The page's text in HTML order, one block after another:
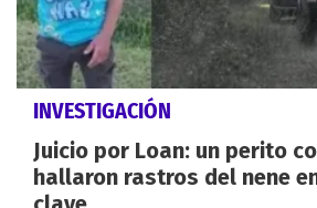
INVESTIGACIÓN
Juicio por Loan: un perito
hallaron rastros del nene